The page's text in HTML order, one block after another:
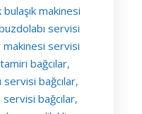
makinesi
servisi
makinesi servisi
bağcılar,
bağcılar,
servisi bağcılar,